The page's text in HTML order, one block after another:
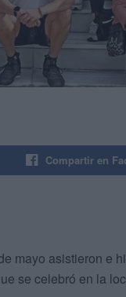
Compartir en
mayo asistieron e
se celebró en la